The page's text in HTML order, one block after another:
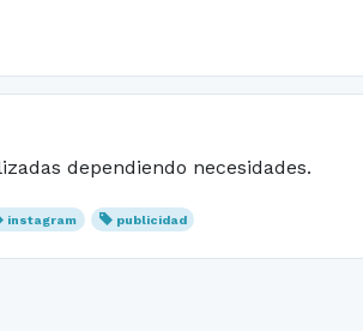
dependiendo necesidades.
instagram publicidad